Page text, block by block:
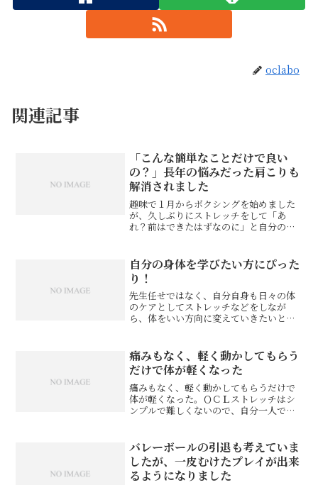
oclabo
関連記事
「こんな簡単なことだけで良い
の？」長年の悩みだった肩こりも
解消されました
趣味で１月からボクシングを始めました
が、久しぶりにストレッチをして「あ
れ？前はできたはずなのに」と自分の体
え、関節の柔軟性が年齢とともに低くな
っていたのです。そこでネット...
自分の身体を学びたい方にぴった
り！
先生任せではなく、自分自身も日々の体
のケアとしてストレッチなどをしなが
ら、体をいい方向に変えていきたいとい
の対処としての眼のまわりの頭のマッサ
ージだけでなく、原...
痛みもなく、軽く動かしてもらう
だけで体が軽くなった
痛みもなく、軽く動かしてもらうだけで
体が軽くなった。ＯＣＬストレッチはシ
ンプルで難しくないので、自分一人でも
のではありません。
バレーボールの引退も考えていま
したが、一皮むけたプレイが出来
るようになりました